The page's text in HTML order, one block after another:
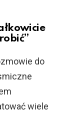
do
wiele